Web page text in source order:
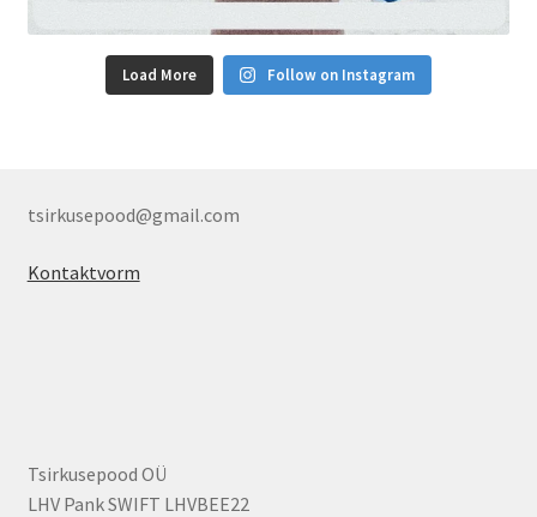
Load More Follow on Instagram
tsirkusepood@gmail.com
Kontaktvorm
Tsirkusepood OÜ
LHV Pank SWIFT LHVBEE22